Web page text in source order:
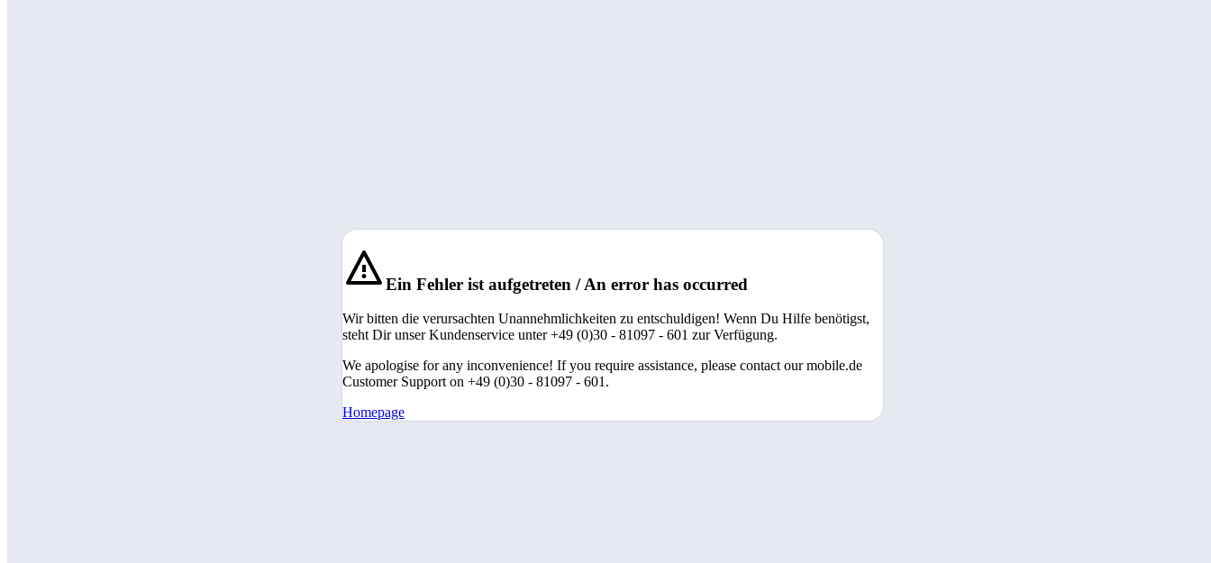
Ein Fehler ist aufgetreten / An error has occurred
Wir bitten die verursachten Unannehmlichkeiten zu entschuldigen! Wenn Du Hilfe benötigst,
steht Dir unser Kundenservice unter +49 (0)30 - 81097 - 601 zur Verfügung.
We apologise for any inconvenience! If you require assistance, please contact our mobile.de
Customer Support on +49 (0)30 - 81097 - 601.
Homepage